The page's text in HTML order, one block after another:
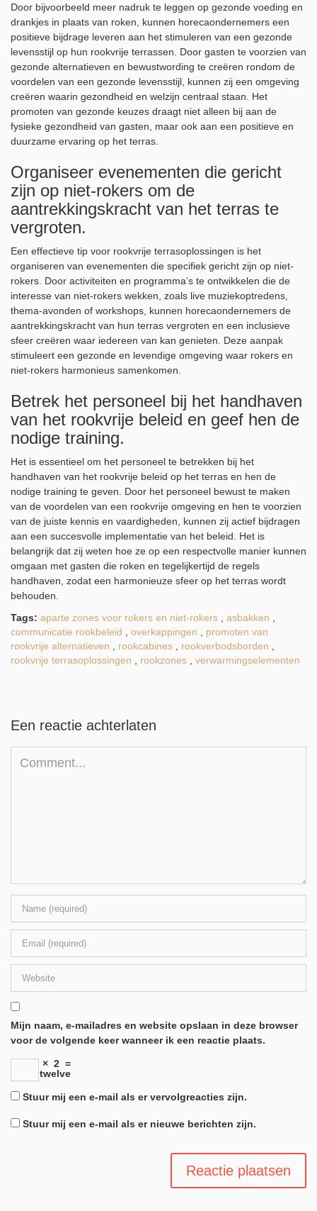
Door bijvoorbeeld meer nadruk te leggen op gezonde voeding en
drankjes in plaats van roken, kunnen horecaondernemers een
positieve bijdrage leveren aan het stimuleren van een gezonde
levensstijl op hun rookvrije terrassen. Door gasten te voorzien van
gezonde alternatieven en bewustwording te creëren rondom de
voordelen van een gezonde levensstijl, kunnen zij een omgeving
creëren waarin gezondheid en welzijn centraal staan. Het
promoten van gezonde keuzes draagt niet alleen bij aan de
fysieke gezondheid van gasten, maar ook aan een positieve en
duurzame ervaring op het terras.
Organiseer evenementen die gericht
zijn op niet-rokers om de
aantrekkingskracht van het terras te
vergroten.
Een effectieve tip voor rookvrije terrasoplossingen is het
organiseren van evenementen die specifiek gericht zijn op niet-
rokers. Door activiteiten en programma’s te ontwikkelen die de
interesse van niet-rokers wekken, zoals live muziekoptredens,
thema-avonden of workshops, kunnen horecaondernemers de
aantrekkingskracht van hun terras vergroten en een inclusieve
sfeer creëren waar iedereen van kan genieten. Deze aanpak
stimuleert een gezonde en levendige omgeving waar rokers en
niet-rokers harmonieus samenkomen.
Betrek het personeel bij het handhaven
van het rookvrije beleid en geef hen de
nodige training.
Het is essentieel om het personeel te betrekken bij het
handhaven van het rookvrije beleid op het terras en hen de
nodige training te geven. Door het personeel bewust te maken
van de voordelen van een rookvrije omgeving en hen te voorzien
van de juiste kennis en vaardigheden, kunnen zij actief bijdragen
aan een succesvolle implementatie van het beleid. Het is
belangrijk dat zij weten hoe ze op een respectvolle manier kunnen
omgaan met gasten die roken en tegelijkertijd de regels
handhaven, zodat een harmonieuze sfeer op het terras wordt
behouden.
Tags: aparte zones voor rokers en niet-rokers asbakken
communicatie rookbeleid
overkappingen
promoten van
rookvrije alternatieven
rookcabines rookverbodsborden
rookvrije terrasoplossingen
rookzones verwarmingselementen
Een reactie achterlaten
Mijn naam, e-mailadres en website opslaan in deze browser
voor de volgende keer wanneer ik een reactie plaats.
× 2 =
twelve
Stuur mij een e-mail als er vervolgreacties zijn.
Stuur mij een e-mail als er nieuwe berichten zijn.